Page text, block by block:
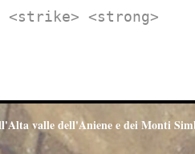
<strong>
valle dell'Aniene e dei Monti